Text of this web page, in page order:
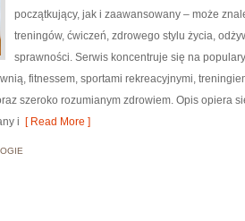
początkujący, jak i zaawansowany – może
treningów, ćwiczeń, zdrowego stylu życia,
sprawności. Serwis koncentruje się na
fitnessem, sportami rekreacyjnymi,
szeroko rozumianym zdrowiem. Opis opiera
i [ Read More ]